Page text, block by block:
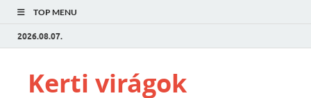
TOP MENU
2026.08.07.
Kerti virágok